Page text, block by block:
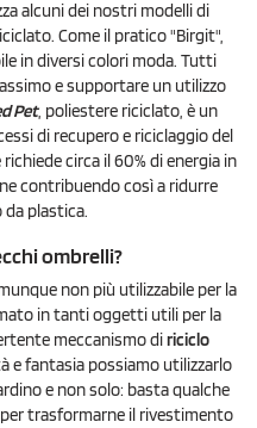
alcuni dei nostri modelli di
Come il pratico "Birgit",
in diversi colori moda. Tutti
e supportare un utilizzo
Pet, poliestere riciclato, è un
di recupero e riciclaggio del
circa il 60% di energia in
contribuendo così a ridurre
plastica.
ombrelli?
non più utilizzabile per la
in tanti oggetti utili per la
meccanismo diriciclo
e fantasia possiamo utilizzarlo
e non solo: basta qualche
trasformarne il rivestimento